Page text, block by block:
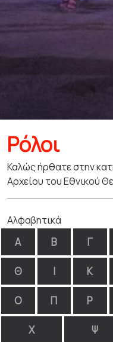
Ρόλοι
Καλώς ήρθατε στην
Αρχείου του Εθνικού
Αλφαβητικά
Α Β Γ
Θ Ι Κ
Ο Π Ρ
Χ Ψ